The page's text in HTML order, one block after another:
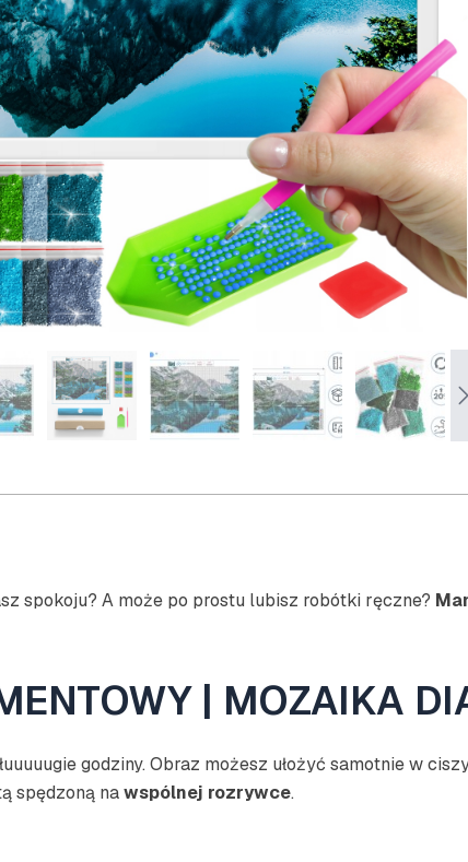
spokoju? A może po prostu lubisz robótki ręczne?
| MOZAIKA
godziny. Obraz możesz ułożyć samotnie w
spędzoną nawspólnej rozrywce.